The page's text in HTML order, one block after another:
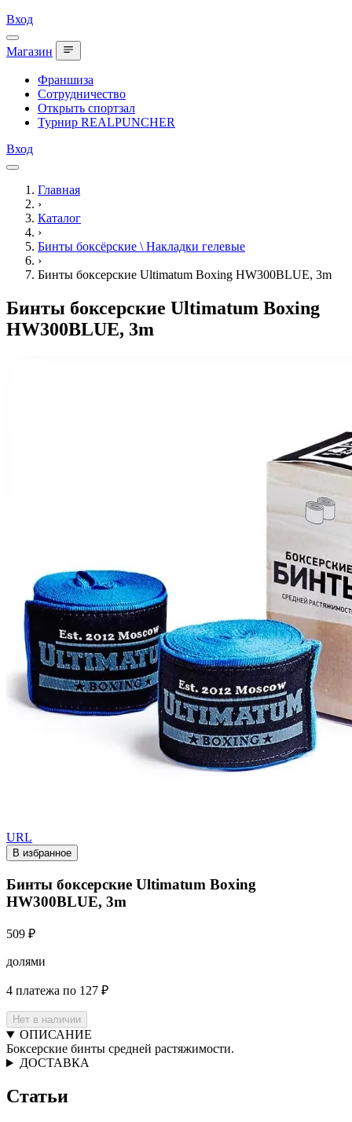
Вход
Магазин
Франшиза
Сотрудничество
Открыть спортзал
Турнир REALPUNCHER
Вход
Главная
›
Каталог
›
Бинты боксёрские \ Накладки гелевые
›
Бинты боксерские Ultimatum Boxing HW300BLUE, 3m
Бинты боксерские Ultimatum Boxing
HW300BLUE, 3m
URL
В избранное
Бинты боксерские Ultimatum Boxing
HW300BLUE, 3m
509 ₽
долями
4 платежа по 127 ₽
Нет в наличии
ОПИСАНИЕ
Боксерские бинты средней растяжимости.
ДОСТАВКА
Статьи